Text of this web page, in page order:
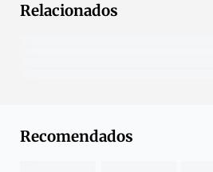
Relacionados
Recomendados